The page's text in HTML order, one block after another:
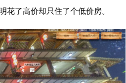
花了高价却只住了个低价房。